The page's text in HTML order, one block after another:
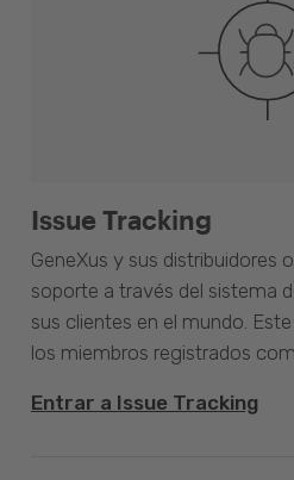
Issue Tracking
GeneXus y sus distribuidores
soporte a través del sistema
sus clientes en el mundo.
los miembros registrados
Entrar a Issue Tracking